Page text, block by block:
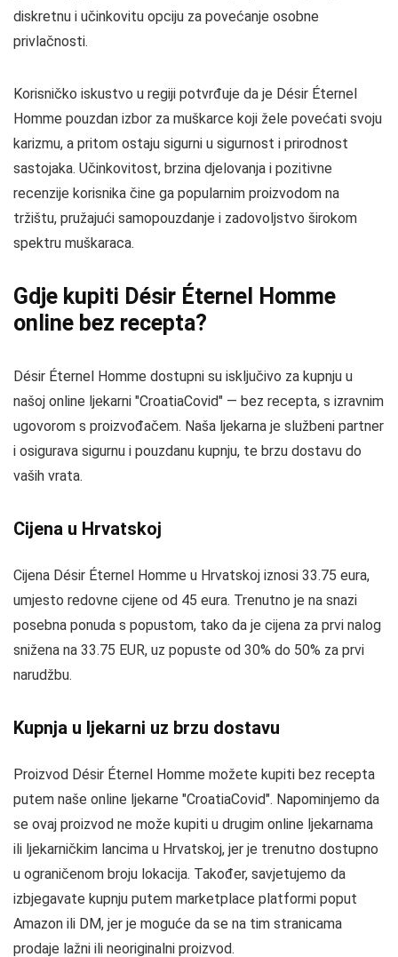
diskretnu i učinkovitu opciju za povećanje osobne
privlačnosti.
Korisničko iskustvo u regiji potvrđuje da je Désir Éternel
Homme pouzdan izbor za muškarce koji žele povećati svoju
karizmu, a pritom ostaju sigurni u sigurnost i prirodnost
sastojaka. Učinkovitost, brzina djelovanja i pozitivne
recenzije korisnika čine ga popularnim proizvodom na
tržištu, pružajući samopouzdanje i zadovoljstvo širokom
spektru muškaraca.
Gdje kupiti Désir Éternel Homme
online bez recepta?
Désir Éternel Homme dostupni su isključivo za kupnju u
našoj online ljekarni "CroatiaCovid" — bez recepta, s izravnim
ugovorom s proizvođačem. Naša ljekarna je službeni partner
i osigurava sigurnu i pouzdanu kupnju, te brzu dostavu do
vaših vrata.
Cijena u Hrvatskoj
Cijena Désir Éternel Homme u Hrvatskoj iznosi 33.75 eura,
umjesto redovne cijene od 45 eura. Trenutno je na snazi
posebna ponuda s popustom, tako da je cijena za prvi nalog
snižena na 33.75 EUR, uz popuste od 30% do 50% za prvi
narudžbu.
Kupnja u ljekarni uz brzu dostavu
Proizvod Désir Éternel Homme možete kupiti bez recepta
putem naše online ljekarne "CroatiaCovid". Napominjemo da
se ovaj proizvod ne može kupiti u drugim online ljekarnama
ili ljekarničkim lancima u Hrvatskoj, jer je trenutno dostupno
u ograničenom broju lokacija. Također, savjetujemo da
izbjegavate kupnju putem marketplace platformi poput
Amazon ili DM, jer je moguće da se na tim stranicama
prodaje lažni ili neoriginalni proizvod.